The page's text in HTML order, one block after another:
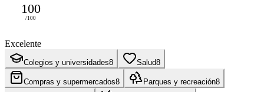
100
/100
Excelente
Colegios y universidades8 Salud8
Compras y supermercados8 Parques y recreación8